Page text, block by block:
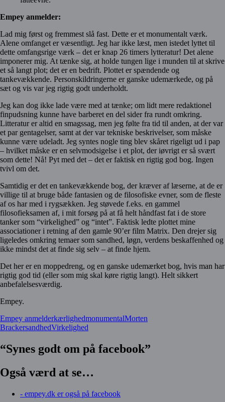
Empey anmelder:
Lad mig først og fremmest slå fast. Dette er et monumentalt værk.
Alene omfanget er væsentligt. Jeg har ikke læst, men istedet lyttet til
dette omfangsrige værk – det er knap 26 timers lytteratur! Det alene
imponerer mig. At tænke sig, at holde tungen lige i munden til at skrive
et så langt plot; det er en bedrift. Plottet er spændende og
tankevækkende. Personskildringerne er ganske udemærkede, og på
sæt og vis var jeg rigtig godt underholdt.
Jeg kan dog ikke lade være med at tænke; om lidt mere redaktionel
finpudsning kunne have barberet en del sider fra rundt omkring.
Litteratur er altid en smagssag, men jeg følte fra tid til anden, at der var
et par gentagelser, samt at der var tekniske beskrivelser, som måske
kunne være udeladt. Jeg syntes nogle ting blev skåret rigeligt ud i pap
– hvilket måske er en selvmodsigelse i et plot, der iøvrigt er så svært
som dette! Nå! Pyt med det – det er faktisk en rigtig god bog. Ingen
tvivl om det.
Samtidig er det en tankevækkende bog, der kræver af læserne, at de er
villige til at bruge både fantasien og de filosofiske evner, som de fleste
af os har med i rygsækken. Jeg støvede f.eks. en gammel
filosofieksamen af, i mit forsøg på at få helt håndfast fat i de store
tanker som “virkelighed” og “intet”. Faktisk ledte plottet mine
associationer i retning af den gamle 90’er film Matrix. Den drejer sig
ligeledes omkring temaer som sandhed, løgn, verdens beskaffenhed og
ikke mindst det at finde sig selv – at finde hjem.
Det her er en moppedreng, og en ganske udemærket bog, hvis man har
rigtig god tid (eller som mig skal køre rigtig langt). Helt sikkert
anbefalelsesværdig.
Empey.
Empey anmelderkærlighedmonumentalMorten
BrackersandhedVirkelighed
“Synes godt om på facebook”
Også værd at se…
- empey.dk er også på facebook